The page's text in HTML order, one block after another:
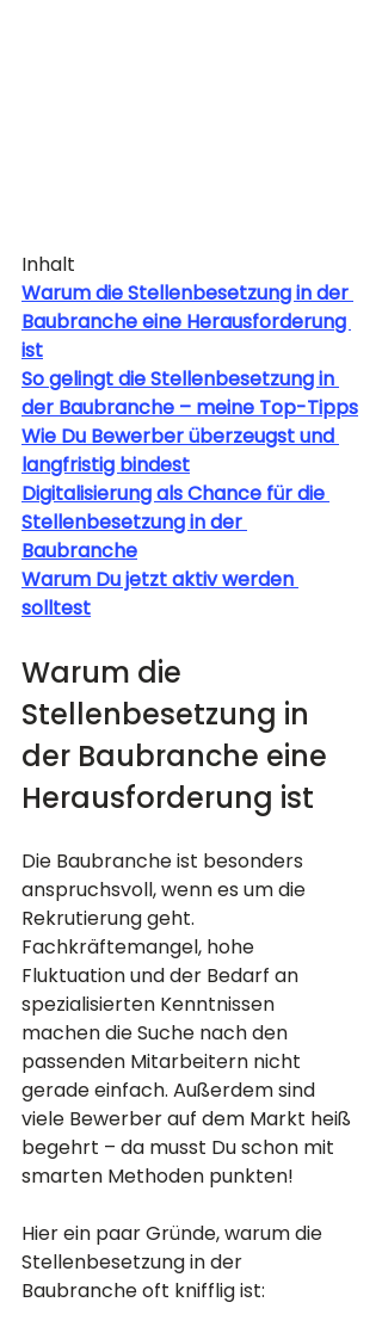
Inhalt
Warum die Stellenbesetzung in der
Baubranche eine Herausforderung
ist
So gelingt die Stellenbesetzung in
der Baubranche – meine Top-Tipps
Wie Du Bewerber überzeugst und
langfristig bindest
Digitalisierung als Chance für die
Stellenbesetzung in der
Baubranche
Warum Du jetzt aktiv werden
solltest
Warum die
Stellenbesetzung in
der Baubranche eine
Herausforderung ist
Die Baubranche ist besonders
anspruchsvoll, wenn es um die
Rekrutierung geht.
Fachkräftemangel, hohe
Fluktuation und der Bedarf an
spezialisierten Kenntnissen
machen die Suche nach den
passenden Mitarbeitern nicht
gerade einfach. Außerdem sind
viele Bewerber auf dem Markt heiß
begehrt – da musst Du schon mit
smarten Methoden punkten!
Hier ein paar Gründe, warum die
Stellenbesetzung in der
Baubranche oft knifflig ist: